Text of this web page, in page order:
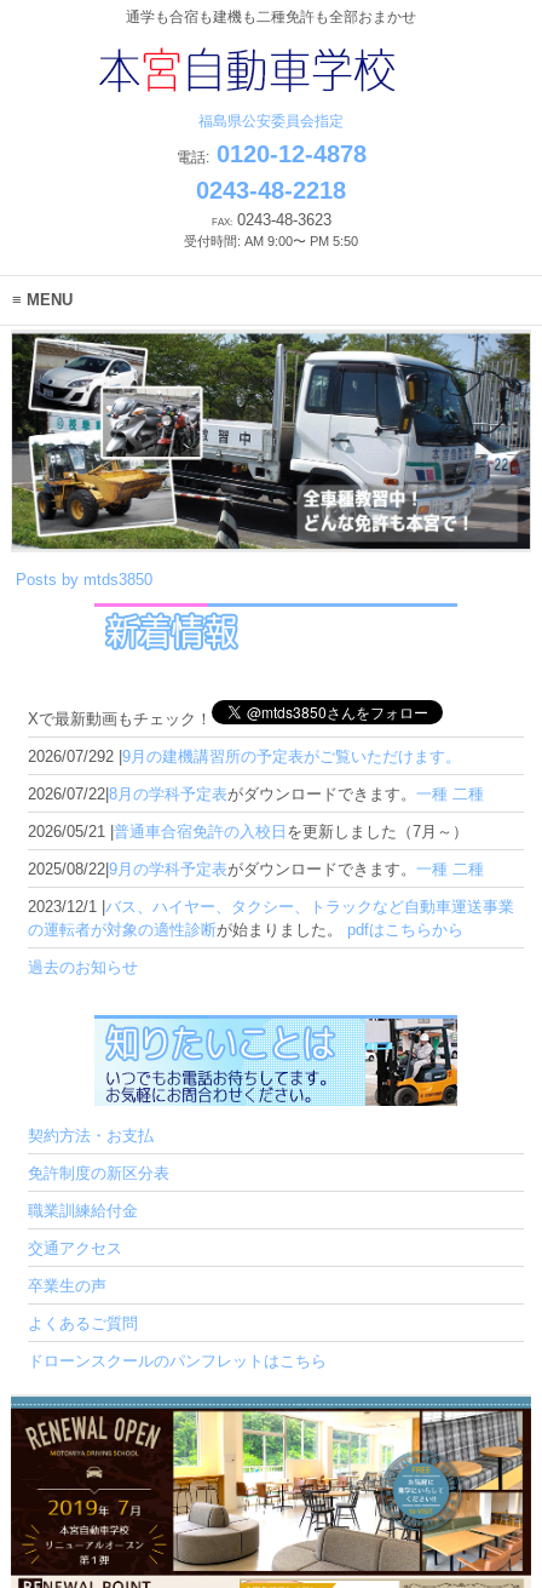
通学も合宿も建機も二種免許も全部おまかせ
福島県公安委員会指定
電話:0120-12-4878
0243-48-2218
FAX:0243-48-3623
受付時間: AM 9:00〜 PM 5:50
MENU
Posts by mtds3850
Xで最新動画もチェック！
2026/07/292 |9月の建機講習所の予定表がご覧いただけます。
2026/07/22|8月の学科予定表がダウンロードできます。一種 二種
2026/05/21 |普通車合宿免許の入校日 を更新しました（7月～）
2025/08/22|9月の学科予定表がダウンロードできます。一種 二種
2023/12/1 |バス、ハイヤー、タクシー、トラックなど自動車運送事業
の運転者が対象の適性診断が始まりました。 pdfはこちらから
過去のお知らせ
契約方法・お支払
免許制度の新区分表
職業訓練給付金
交通アクセス
卒業生の声
よくあるご質問
ドローンスクールのパンフレットはこちら